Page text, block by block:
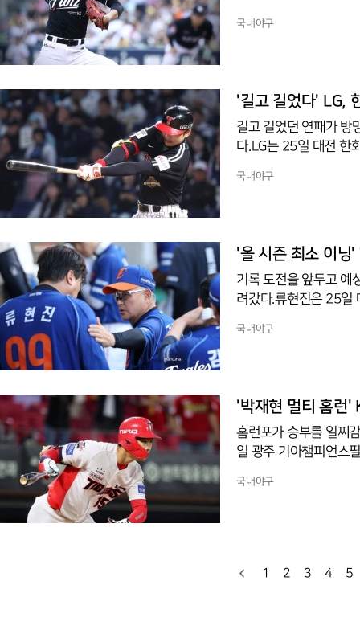
나갔다. KT가 1회 힐
6회 김현수의 희생플
국내야구
'길고 길었다' LG,
길고 길었던 연패가 방
다.LG는 25일 대전 한
머물렀다.경기는 초반
밀어내기와 문정빈의
노시
국내야구
'올 시즌 최소 이닝
기록 도전을 앞두고 예
려갔다.류현진은 25일
볼넷을 내준 결과였다
게 투런 홈런을 맞은
국내야구
'박재현 멀티 홈런'
홈런포가 승부를 일찌
일 광주 기아챔피언스
는 1회에 크게 기울었
홈런
국내야구
1 2 3 4 5